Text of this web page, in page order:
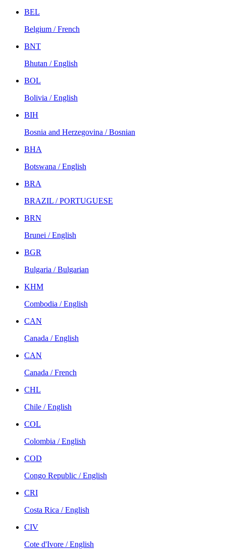
BEL
Belgium / French
BNT
Bhutan / English
BOL
Bolivia / English
BIH
Bosnia and Herzegovina / Bosnian
BHA
Botswana / English
BRA
BRAZIL / PORTUGUESE
BRN
Brunei / English
BGR
Bulgaria / Bulgarian
KHM
Combodia / English
CAN
Canada / English
CAN
Canada / French
CHL
Chile / English
COL
Colombia / English
COD
Congo Republic / English
CRI
Costa Rica / English
CIV
Cote d'Ivore / English